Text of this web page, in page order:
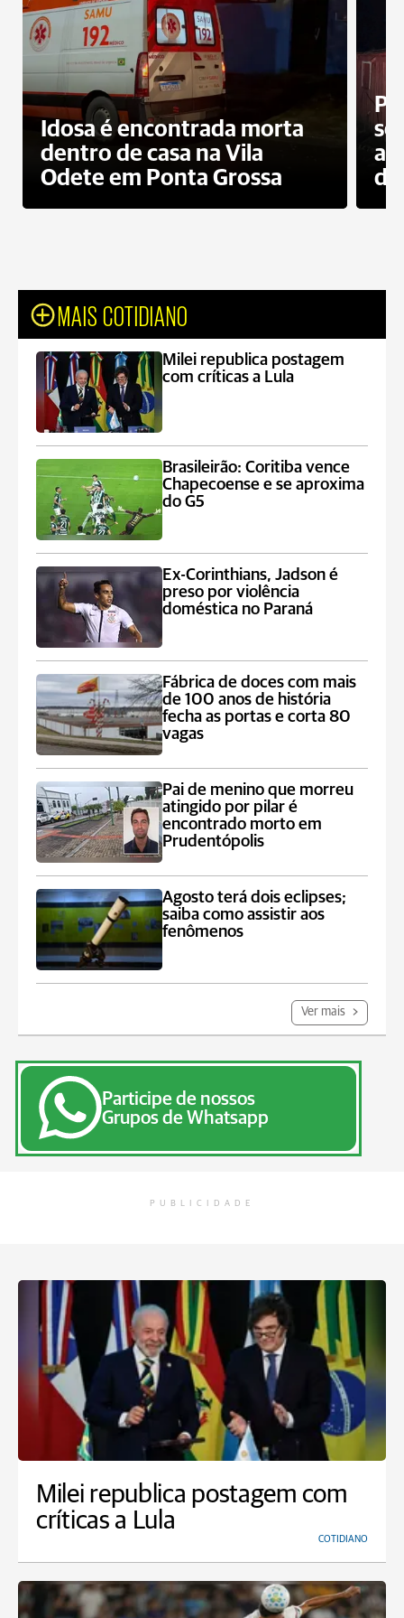
Idosa é encontrada morta
dentro de casa na Vila
Odete em Ponta Grossa
do
MAIS COTIDIANO
Milei republica postagem
com críticas a Lula
Brasileirão: Coritiba vence
Chapecoense e se aproxima
do G5
Ex-Corinthians, Jadson é
preso por violência
doméstica no Paraná
Fábrica de doces com mais
de 100 anos de história
fecha as portas e corta 80
vagas
Pai de menino que morreu
atingido por pilar é
encontrado morto em
Prudentópolis
Agosto terá dois eclipses;
saiba como assistir aos
fenômenos
Ver mais
Participe de nossos
Grupos de Whatsapp
PUBLICIDADE
Milei republica postagem com
críticas a Lula
COTIDIANO